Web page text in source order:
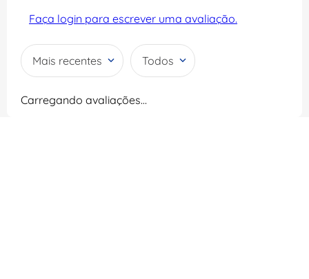
Faça login para escrever uma avaliação.
Mais recentes Todos
Carregando avaliações…